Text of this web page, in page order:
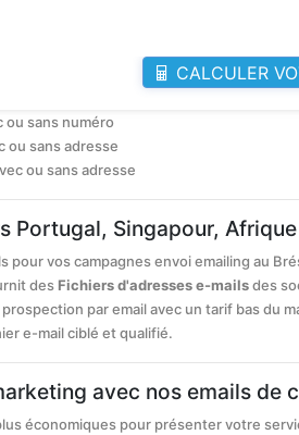
CALCULER
ou sans numéro
ou sans adresse
ou sans adresse
Portugal, Singapour,
vos campagnes envoi emailing au
desFichiers d'adresses e-mailsdes
par email avec un tarif bas du
e-mail ciblé et qualifié.
avec nos emails de
économiques pour présenter votre